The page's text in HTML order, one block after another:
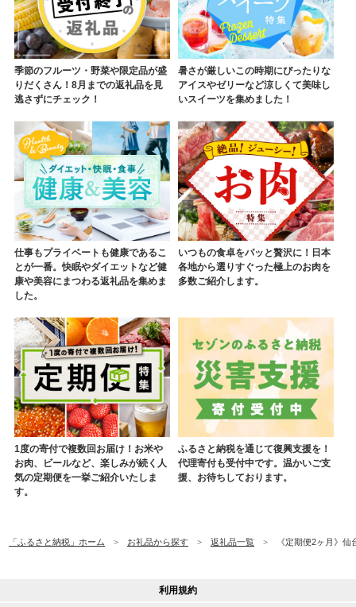
季節のフルーツ・野菜や限定品が盛
りだくさん！8月までの返礼品を見
逃さずにチェック！
暑さが厳しいこの時期にぴったりな
アイスやゼリーなど涼しくて美味し
いスイーツを集めました！
仕事もプライベートも健康であるこ
とが一番。快眠やダイエットなど健
康や美容にまつわる返礼品を集めま
した。
いつもの食卓をパッと贅沢に！日本
各地から選りすぐった極上のお肉を
多数ご紹介します。
1度の寄付で複数回お届け！お米や
お肉、ビールなど、楽しみが続く人
気の定期便を一挙ご紹介いたしま
す。
ふるさと納税を通じて復興支援を！
代理寄付も受付中です。温かいご支
援、お待ちしております。
「ふるさと納税」ホーム お礼品から探す 返礼品一覧 《定期便2ヶ月》
利用規約